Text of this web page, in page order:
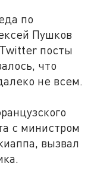
по
Пушков
посты
что
не всем.
с министром
вызвал